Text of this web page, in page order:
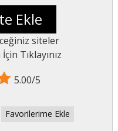
Ekle
siteler
Tıklayınız
5.00/5
Favorilerime Ekle